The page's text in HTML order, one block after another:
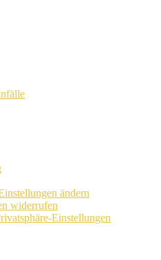
ändern
widerrufen
Einstellungen